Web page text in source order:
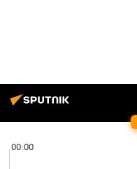
00:00